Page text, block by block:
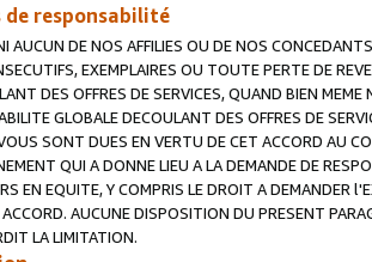
responsabilité
AUCUN DE NOS AFFILIES OU DE NOS
EXEMPLAIRES OU TOUTE PERTE DE
DES OFFRES DE SERVICES, QUAND BIEN
GLOBALE DECOULANT DES OFFRES DE
SONT DUES EN VERTU DE CET ACCORD AU
QUI A DONNE LIEU A LA DEMANDE DE
EN EQUITE, Y COMPRIS LE DROIT A DEMANDER
ACCORD. AUCUNE DISPOSITION DU PRESENT
LA LIMITATION.